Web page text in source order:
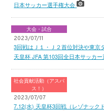
日本サッカー選手権大会
大会・試合
2023/07/11
3回戦はＪ１・Ｊ２首位対決や東
天皇杯 JFA 第103回全日本サッカ
社会貢献活動（アスパ
ス！）
2023/07/07
7.12(水) 天皇杯3回戦（レゾナッ